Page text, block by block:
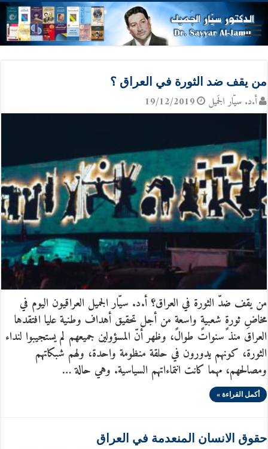
من يقف ضد الثورة في العراق ؟
أ.د. سيّار الجَميل 19/12/2019
من يقف ضدّ الثورة في العراق؟ أ.د. سيّار الجميل العراقيون اليوم في
مخاضِ ثورةٍ شعبيةٍ واسعةٍ من أجل تحقيق أهداف وطنية عليا افتقدها
العراق منذ سنوات طوال، وظهر أنّ المسؤولين جميعهم لم يستجيبوا لنداء
الثورة، كونهم يدورون في حلقة منظومة واحدة، ولهم شبكاتهم
ومصالحهم، مهما كانت انتماءاتهم السياسية. وهي حالة …
أكمل القراءة »
حقوق الانسان المنعدمة في العراق